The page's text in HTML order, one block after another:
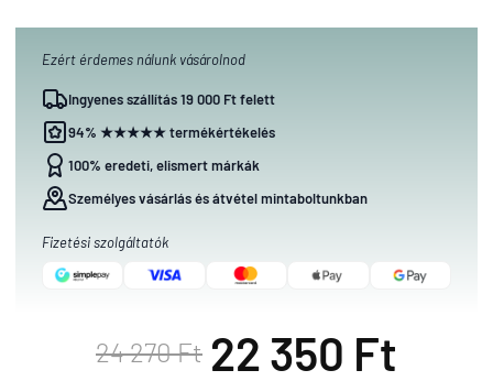
Ezért érdemes nálunk vásárolnod
Ingyenes szállítás 19 000 Ft felett
94% ★★★★★ termékértékelés
100% eredeti, elismert márkák
Személyes vásárlás és átvétel mintaboltunkban
Fizetési szolgáltatók
24 270 Ft 22 350 Ft